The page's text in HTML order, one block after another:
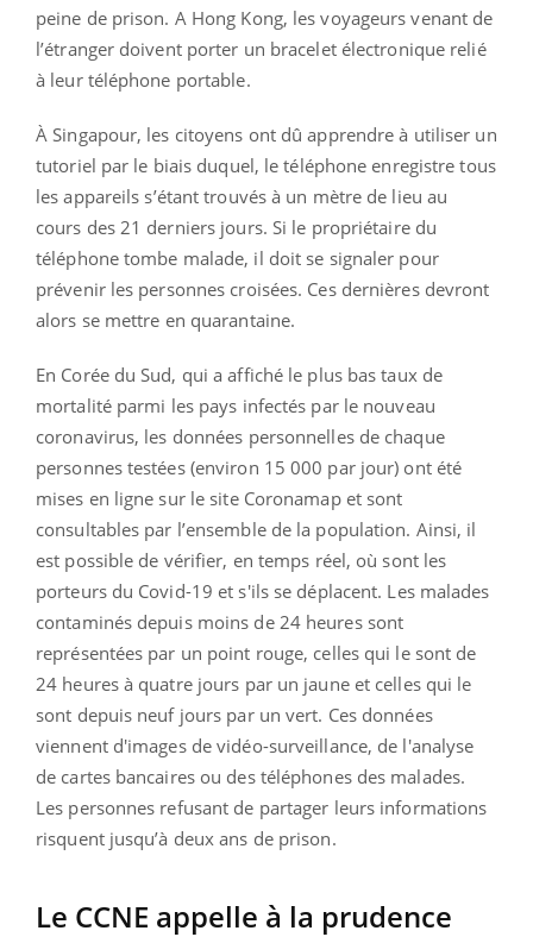
peine de prison. A Hong Kong, les voyageurs venant de
l’étranger doivent porter un bracelet électronique relié
à leur téléphone portable.
À Singapour, les citoyens ont dû apprendre à utiliser un
tutoriel par le biais duquel, le téléphone enregistre tous
les appareils s’étant trouvés à un mètre de lieu au
cours des 21 derniers jours. Si le propriétaire du
téléphone tombe malade, il doit se signaler pour
prévenir les personnes croisées. Ces dernières devront
alors se mettre en quarantaine.
En Corée du Sud, qui a affiché le plus bas taux de
mortalité parmi les pays infectés par le nouveau
coronavirus, les données personnelles de chaque
personnes testées (environ 15 000 par jour) ont été
mises en ligne sur le site Coronamap et sont
consultables par l’ensemble de la population. Ainsi, il
est possible de vérifier, en temps réel, où sont les
porteurs du Covid-19 et s'ils se déplacent. Les malades
contaminés depuis moins de 24 heures sont
représentées par un point rouge, celles qui le sont de
24 heures à quatre jours par un jaune et celles qui le
sont depuis neuf jours par un vert. Ces données
viennent d'images de vidéo-surveillance, de l'analyse
de cartes bancaires ou des téléphones des malades.
Les personnes refusant de partager leurs informations
risquent jusqu’à deux ans de prison.
Le CCNE appelle à la prudence